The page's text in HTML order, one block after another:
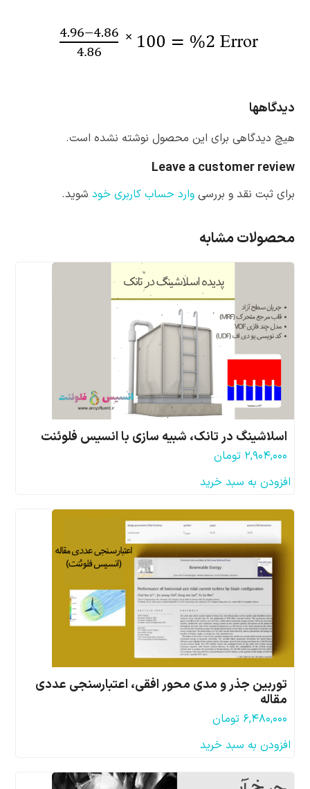
دیدگاهها
هیچ دیدگاهی برای این محصول نوشته نشده است.
Leave a customer review
برای ثبت نقد و بررسیوارد حساب کاربری خود شوید.
محصولات مشابه
اسلاشینگ در تانک، شبیه سازی با انسیس فلوئنت
۲,۹۰۴,۰۰۰ تومان
افزودن به سبد خرید
توربین جذر و مدی محور افقی، اعتبارسنجی عددی
مقاله
۶,۴۸۰,۰۰۰ تومان
افزودن به سبد خرید